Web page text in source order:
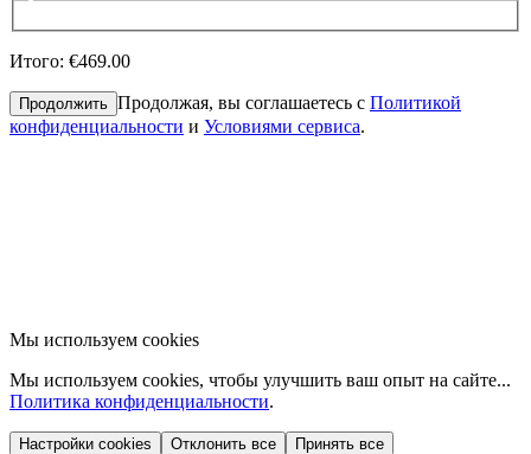
Итого: €469.00
Продолжить Продолжая, вы соглашаетесь с Политикой
конфиденциальности и Условиями сервиса.
Мы используем cookies
Мы используем cookies, чтобы улучшить ваш опыт на сайте...
Политика конфиденциальности.
Настройки cookies Отклонить все Принять все